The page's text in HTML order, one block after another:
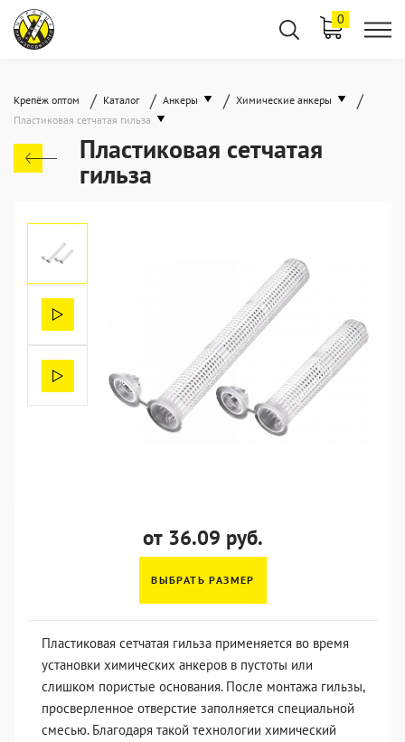
0
Крепёж оптом / Каталог / Анкеры / Химические анкеры /
Пластиковая сетчатая гильза
Пластиковая сетчатая
гильза
от 36.09 руб.
ВЫБРАТЬ РАЗМЕР
Пластиковая сетчатая гильза применяется во время
установки химических анкеров в пустоты или
слишком пористые основания. После монтажа гильзы,
просверленное отверстие заполняется специальной
смесью. Благодаря такой технологии химический